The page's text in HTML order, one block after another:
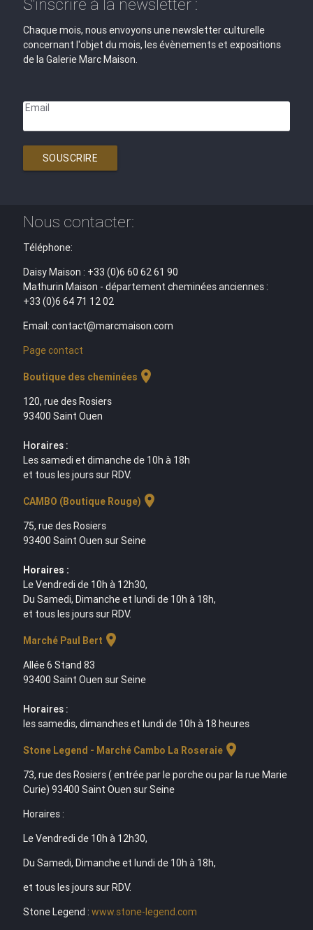
S'inscrire à la newsletter :
Chaque mois, nous envoyons une newsletter culturelle
concernant l'objet du mois, les évènements et expositions
de la Galerie Marc Maison.
Email
SOUSCRIRE
Nous contacter:
Téléphone:
Daisy Maison : +33 (0)6 60 62 61 90
Mathurin Maison - département cheminées anciennes :
+33 (0)6 64 71 12 02
Email: contact@marcmaison.com
Page contact
Boutique des cheminées location_on
120, rue des Rosiers
93400 Saint Ouen
Horaires :
Les samedi et dimanche de 10h à 18h
et tous les jours sur RDV.
CAMBO (Boutique Rouge) location_on
75, rue des Rosiers
93400 Saint Ouen sur Seine
Horaires :
Le Vendredi de 10h à 12h30,
Du Samedi, Dimanche et lundi de 10h à 18h,
et tous les jours sur RDV.
Marché Paul Bert location_on
Allée 6 Stand 83
93400 Saint Ouen sur Seine
Horaires :
les samedis, dimanches et lundi de 10h à 18 heures
Stone Legend - Marché Cambo La Roseraielocation_on
73, rue des Rosiers ( entrée par le porche ou par la rue Marie
Curie) 93400 Saint Ouen sur Seine
Horaires :
Le Vendredi de 10h à 12h30,
Du Samedi, Dimanche et lundi de 10h à 18h,
et tous les jours sur RDV.
Stone Legend : www.stone-legend.com